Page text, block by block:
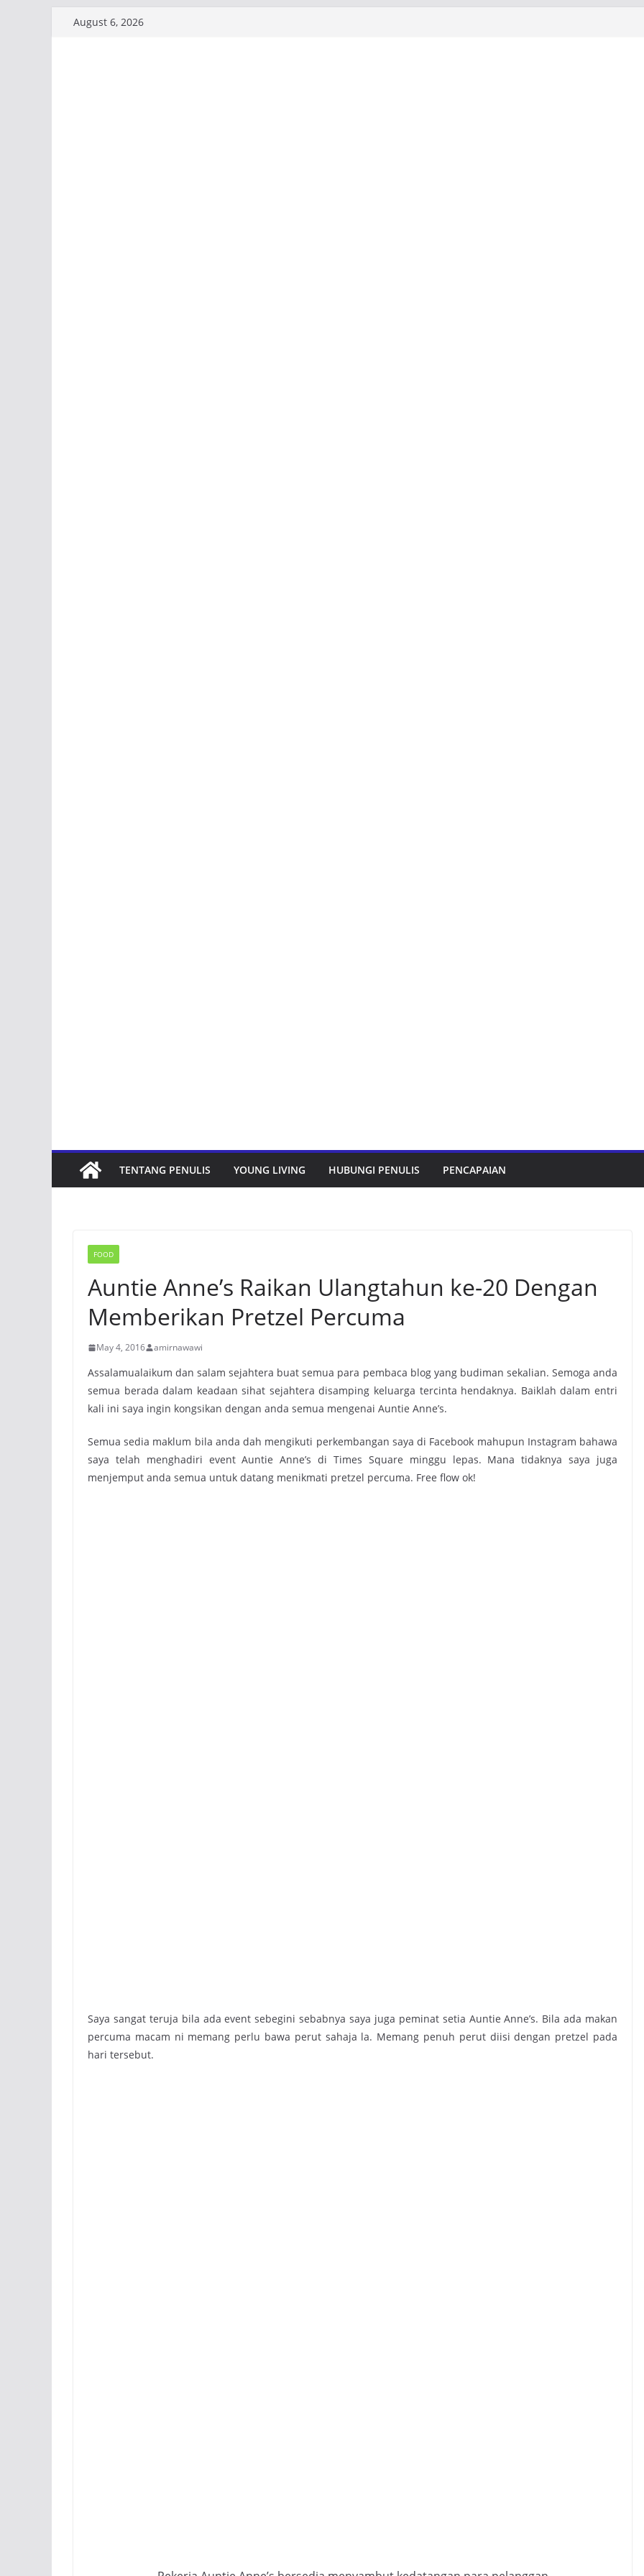
August 6, 2026
TENTANG PENULIS YOUNG LIVING HUBUNGI PENULIS PENCAPAIAN
FOOD
Auntie Anne’s Raikan Ulangtahun ke-20 Dengan
Memberikan Pretzel Percuma
May 4, 2016 amirnawawi
Assalamualaikum dan salam sejahtera buat semua para pembaca blog yang budiman sekalian. Semoga anda
semua berada dalam keadaan sihat sejahtera disamping keluarga tercinta hendaknya. Baiklah dalam entri
kali ini saya ingin kongsikan dengan anda semua mengenai Auntie Anne’s.
Semua sedia maklum bila anda dah mengikuti perkembangan saya di Facebook mahupun Instagram bahawa
saya telah menghadiri event Auntie Anne’s di Times Square minggu lepas. Mana tidaknya saya juga
menjemput anda semua untuk datang menikmati pretzel percuma. Free flow ok!
Saya sangat teruja bila ada event sebegini sebabnya saya juga peminat setia Auntie Anne’s. Bila ada makan
percuma macam ni memang perlu bawa perut sahaja la. Memang penuh perut diisi dengan pretzel pada
hari tersebut.